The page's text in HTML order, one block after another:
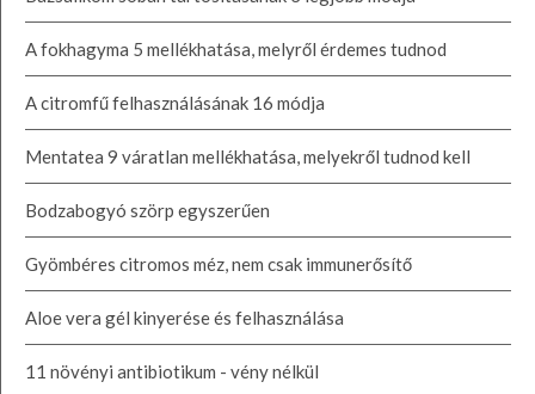
A fokhagyma 5 mellékhatása, melyről érdemes tudnod
A citromfű felhasználásának 16 módja
Mentatea 9 váratlan mellékhatása, melyekről tudnod kell
Bodzabogyó szörp egyszerűen
Gyömbéres citromos méz, nem csak immunerősítő
Aloe vera gél kinyerése és felhasználása
11 növényi antibiotikum - vény nélkül